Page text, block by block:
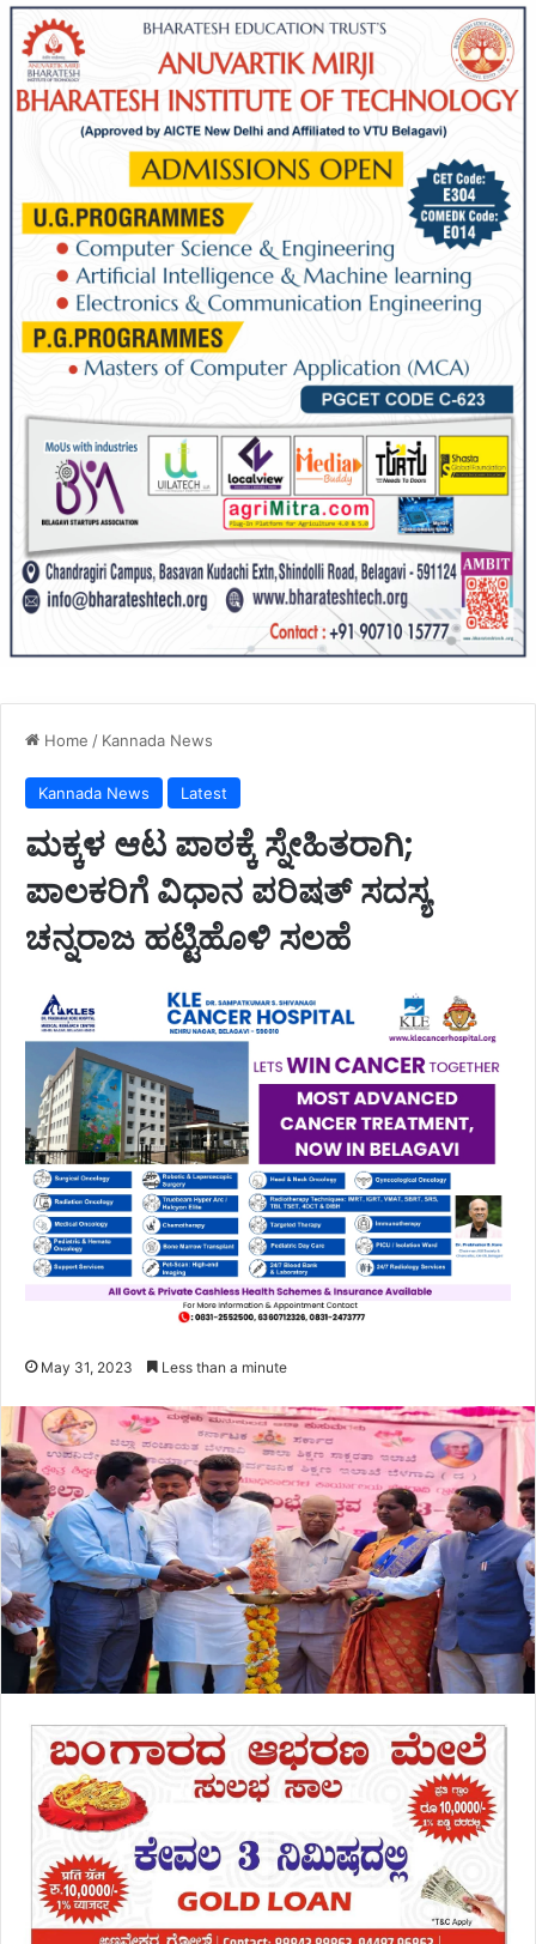
Home / Kannada News
Kannada News Latest
ಮಕ್ಕಳ ಆಟ ಪಾಠಕ್ಕೆ ಸ್ನೇಹಿತರಾಗಿ;
ಪಾಲಕರಿಗೆ ವಿಧಾನ ಪರಿಷತ್ ಸದಸ್ಯ
ಚನ್ನರಾಜ ಹಟ್ಟಿಹೊಳಿ ಸಲಹೆ
May 31, 2023 Less than a minute